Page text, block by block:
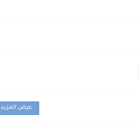
عرض المزيد